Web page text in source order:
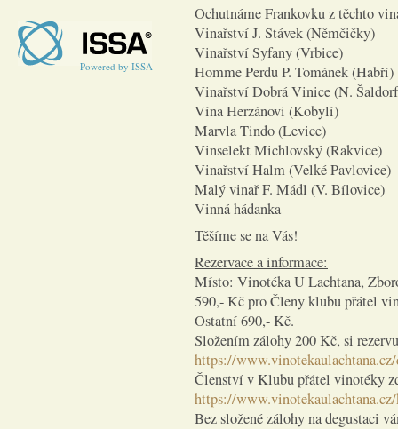
Powered by ISSA
Ochutnáme Frankovku z těchto
Vinařství J. Stávek (Němčičky)
Vinařství Syfany (Vrbice)
Homme Perdu P. Tománek (Habří)
Vinařství Dobrá Vinice (N.
Vína Herzánovi (Kobylí)
Marvla Tindo (Levice)
Vinselekt Michlovský (Rakvice)
Vinařství Halm (Velké Pavlovice)
Malý vinař F. Mádl (V. Bílovice)
Vinná hádanka
Těšíme se na Vás!
Rezervace a informace:
Místo: Vinotéka U Lachtana,
590,- Kč pro Členy klubu přátel
Ostatní 690,- Kč.
Složením zálohy 200 Kč, si
https://
Členství v Klubu přátel vinotéky
https://
Bez složené zálohy na degustaci